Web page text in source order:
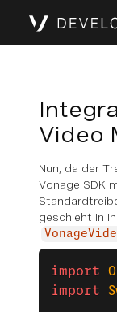
Video
Nun, da der
Vonage SDK
geschieht in
import
import